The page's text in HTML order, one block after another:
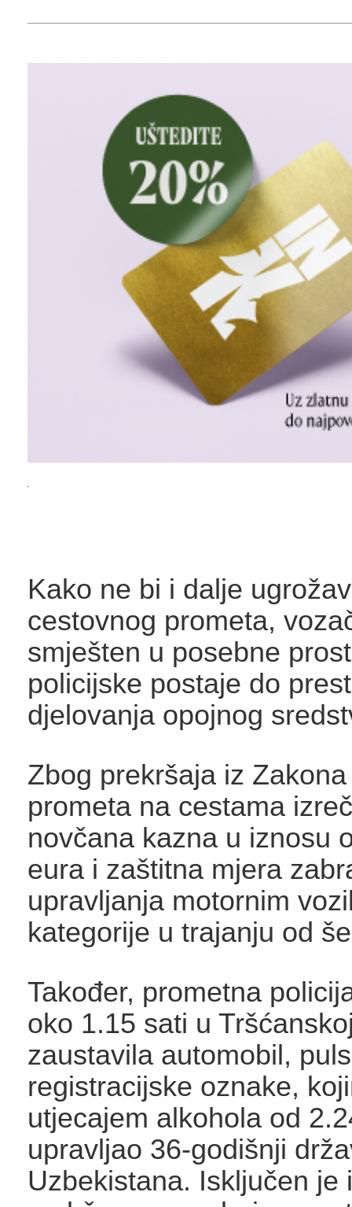
Kako ne bi i dalje
cestovnog prometa,
smješten u posebne
policijske postaje do
djelovanja opojnog
Zbog prekršaja iz
prometa na cestama
novčana kazna u iznosu
eura i zaštitna mjera
upravljanja motornim
kategorije u trajanju od
Također, prometna
oko 1.15 sati u
zaustavila automobil,
registracijske oznake,
utjecajem alkohola od
upravljao 36-godišnji
Uzbekistana. Isključen je